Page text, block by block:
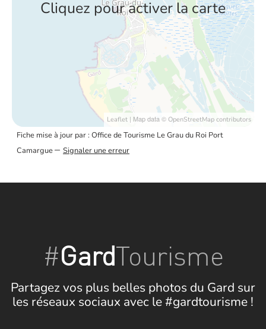
Cliquez pour activer la carte
Leaflet | Map data © OpenStreetMap contributors
Fiche mise à jour par : Office de Tourisme Le Grau du Roi Port
Camargue– Signaler une erreur
#GardTourisme
Partagez vos plus belles photos du Gard sur
les réseaux sociaux avec le #gardtourisme !